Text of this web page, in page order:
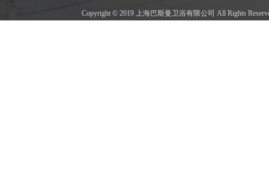
Copyright © 2019 上海巴斯曼卫浴有限公司 All Rights